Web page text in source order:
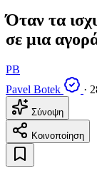
Όταν τα
σε μια
PB
Pavel Botek
·
Σύνοψη
Κοινοποίηση